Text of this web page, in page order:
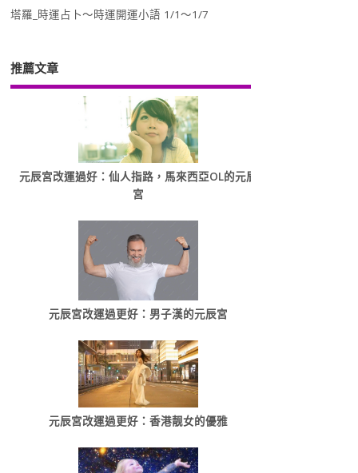
塔羅_時運占卜～時運開運小語 1/1～1/7
推薦文章
元辰宮改運過好：仙人指路，馬來西亞OL的元辰
宮
元辰宮改運過更好：男子漢的元辰宮
元辰宮改運過更好：香港靓女的優雅